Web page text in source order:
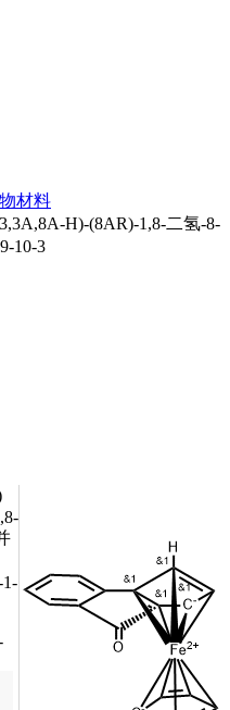
材料
Η)-(8AR)-1,8-二氢-8-
10-3
1-